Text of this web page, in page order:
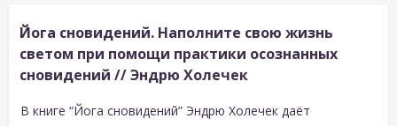
Йога сновидений. Наполните свою жизнь
светом при помощи практики осознанных
сновидений // Эндрю Холечек
В книге “Йога сновидений” Эндрю Холечек даёт